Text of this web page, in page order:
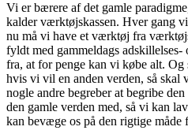
Vi er bærere af det gamle
kalder værktøjskassen. Hver gang
nu må vi have et værktøj fra
fyldt med gammeldags
fra, at for penge kan vi købe alt.
hvis vi vil en anden verden, så skal
nogle andre begreber at begribe
den gamle verden med, så vi kan
kan bevæge os på den rigtige måde